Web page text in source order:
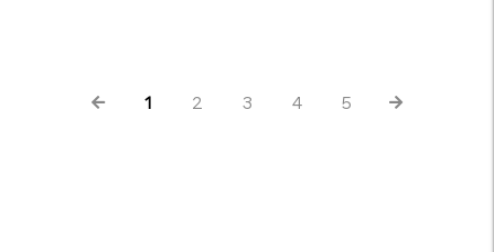
1 2 3 4 5